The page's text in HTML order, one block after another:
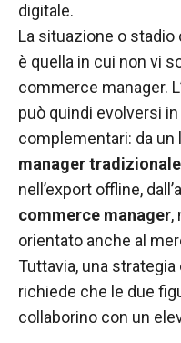
digitale.
La situazione o
è quella in cui non vi
commerce manager.
può quindi evolversi
complementari: da un
manager tradizionale
nell’export offline,
commerce manager,
orientato anche al
Tuttavia, una
richiede che le due
collaborino con un